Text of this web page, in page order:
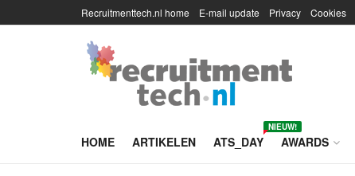
Recruitmenttech.nl home E-mail update Privacy Cookies
HOME ARTIKELEN ATS_DAY
NIEUW!
AWARDS